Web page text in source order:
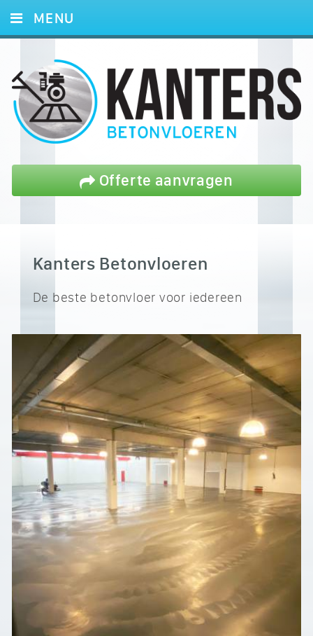
Offerte aanvragen
MENU
DIENSTEN
PROJECTEN
REFERENTIES
BLOG
OFFERTE
CONTACT
Kanters Betonvloeren
De beste betonvloer voor iedereen